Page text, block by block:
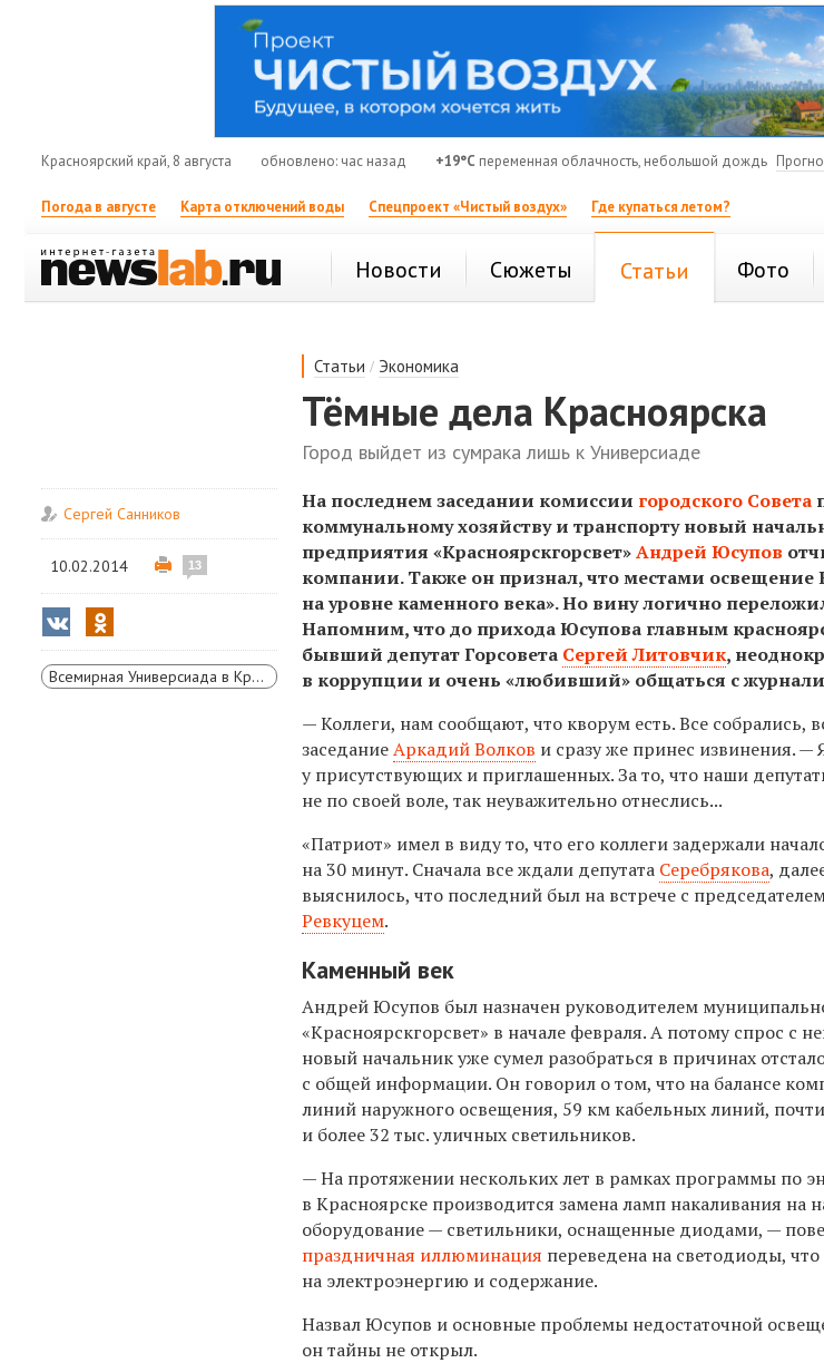
Красноярский край, 8 августа обновлено: час назад +19°C переменная облачность, небольшой дождь
Погода в августе Карта отключений воды Спецпроект «Чистый воздух» Где купаться летом?
Новости Сюжеты Статьи Фото
Статьи / Экономика
Тёмные дела Красноярска
Город выйдет из сумрака лишь к Универсиаде
Сергей Санников
10.02.2014 13
Всемирная Универсиада в Красноярске
На последнем заседании комиссии городского Совета
коммунальному хозяйству и транспорту новый
предприятия «Красноярскгорсвет»Андрей Юсупов
компании. Также он признал, что местами освещение
на уровне каменного века». Но вину логично
Напомним, что до прихода Юсупова главным
бывший депутат Горсовета Сергей Литовчик,
в коррупции и очень «любивший» общаться с
— Коллеги, нам сообщают, что кворум есть. Все собрались,
заседаниеАркадий Волков и сразу же принес извинения.
у присутствующих и приглашенных. За то, что наши
не по своей воле, так неуважительно отнеслись...
«Патриот» имел в виду то, что его коллеги задержали
на 30 минут. Сначала все ждали депутата Серебрякова,
выяснилось, что последний был на встрече с
Ревкуцем.
Каменный век
Андрей Юсупов был назначен руководителем
«Красноярскгорсвет» в начале февраля. А потому спрос с
новый начальник уже сумел разобраться в причинах
с общей информации. Он говорил о том, что на балансе
линий наружного освещения, 59 км кабельных линий,
и более 32 тыс. уличных светильников.
— На протяжении нескольких лет в рамках программы по
в Красноярске производится замена ламп накаливания на
оборудование — светильники, оснащенные диодами, —
праздничная иллюминация переведена на светодиоды,
на электроэнергию и содержание.
Назвал Юсупов и основные проблемы недостаточной
он тайны не открыл.